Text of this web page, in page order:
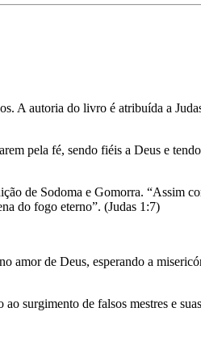
A autoria do livro é atribuída a
pela fé, sendo fiéis a Deus e
de Sodoma e Gomorra. “Assim
do fogo eterno”. (Judas 1:7)
amor de Deus, esperando a
surgimento de falsos mestres e